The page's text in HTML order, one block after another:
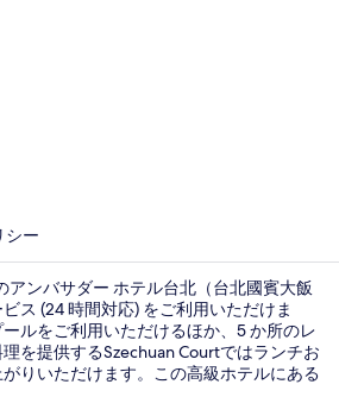
シー
アンバサダー ホテル台北（台北國賓大飯
ス (24 時間対応) をご利用いただけま
ルをご利用いただけるほか、5 か所のレ
を提供するSzechuan Courtではランチお
りいただけます。この高級ホテルにある